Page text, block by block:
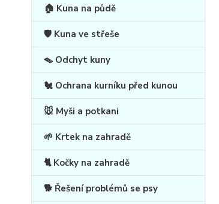
🏠 Kuna na půdě
🛡️ Kuna ve střeše
🪤 Odchyt kuny
🐔 Ochrana kurníku před kunou
🐭 Myši a potkani
🌱 Krtek na zahradě
🐈 Kočky na zahradě
🐕 Řešení problémů se psy